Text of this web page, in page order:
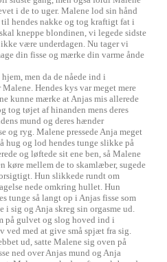
i de to uger. Malene lod sin hånd
hendes nakke og tog kraftigt fat i
kneppe blondinen, vi legede sidste
være underdagen. Nu tager vi
din fisse og mærke din varme ånde
men da de nåede ind i
Hendes kys var meget mere
kunne mærke at Anjas mis allerede
tog tøjet af hinanden mens deres
mund og deres hænder
og ryg. Malene pressede Anja meget
hug og lod hendes tunge slikke på
og løftede sit ene ben, så Malene
køre mellem de to skamlæber, sugede
Hun slikkede rundt om
nede omkring hullet. Hun
tunge så langt op i Anjas fisse som
i sig og Anja skreg sin orgasme ud.
på gulvet og slog hoved ind i
ved med at give små spjæt fra sig.
ud, satte Malene sig oven på
ned over Anjas mund og Anja